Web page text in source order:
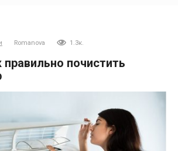
Romanova 1.3к.
почистить